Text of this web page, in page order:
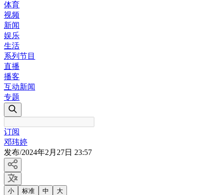
体育
视频
新闻
娱乐
生活
系列节目
直播
播客
互动新闻
专题
订阅
邓玮婷
发布/2024年2月27日 23:57
小 标准 中 大